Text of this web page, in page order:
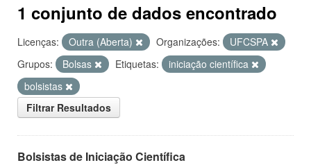
1 conjunto de dados encontrado
Licenças: Outra (Aberta) Organizações:
UFCSPA
Grupos:
Bolsas Etiquetas:
iniciação científica
bolsistas
Filtrar Resultados
Bolsistas de Iniciação Científica